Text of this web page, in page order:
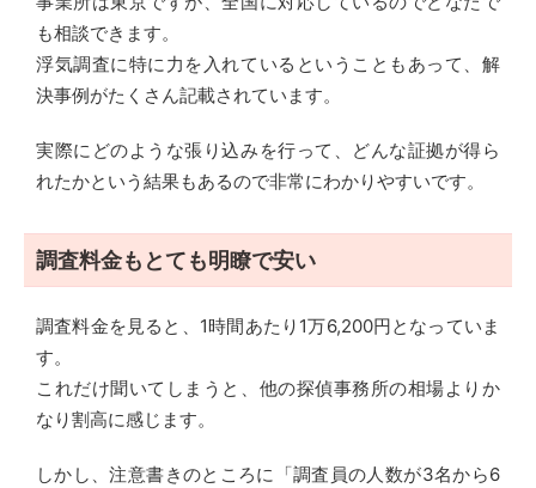
も相談できます。
浮気調査に特に力を入れているということもあって、解
決事例がたくさん記載されています。
実際にどのような張り込みを行って、どんな証拠が得ら
れたかという結果もあるので非常にわかりやすいです。
調査料金もとても明瞭で安い
調査料金を見ると、1時間あたり1万6,200円となっていま
す。
これだけ聞いてしまうと、他の探偵事務所の相場よりか
なり割高に感じます。
しかし、注意書きのところに「調査員の人数が3名から6